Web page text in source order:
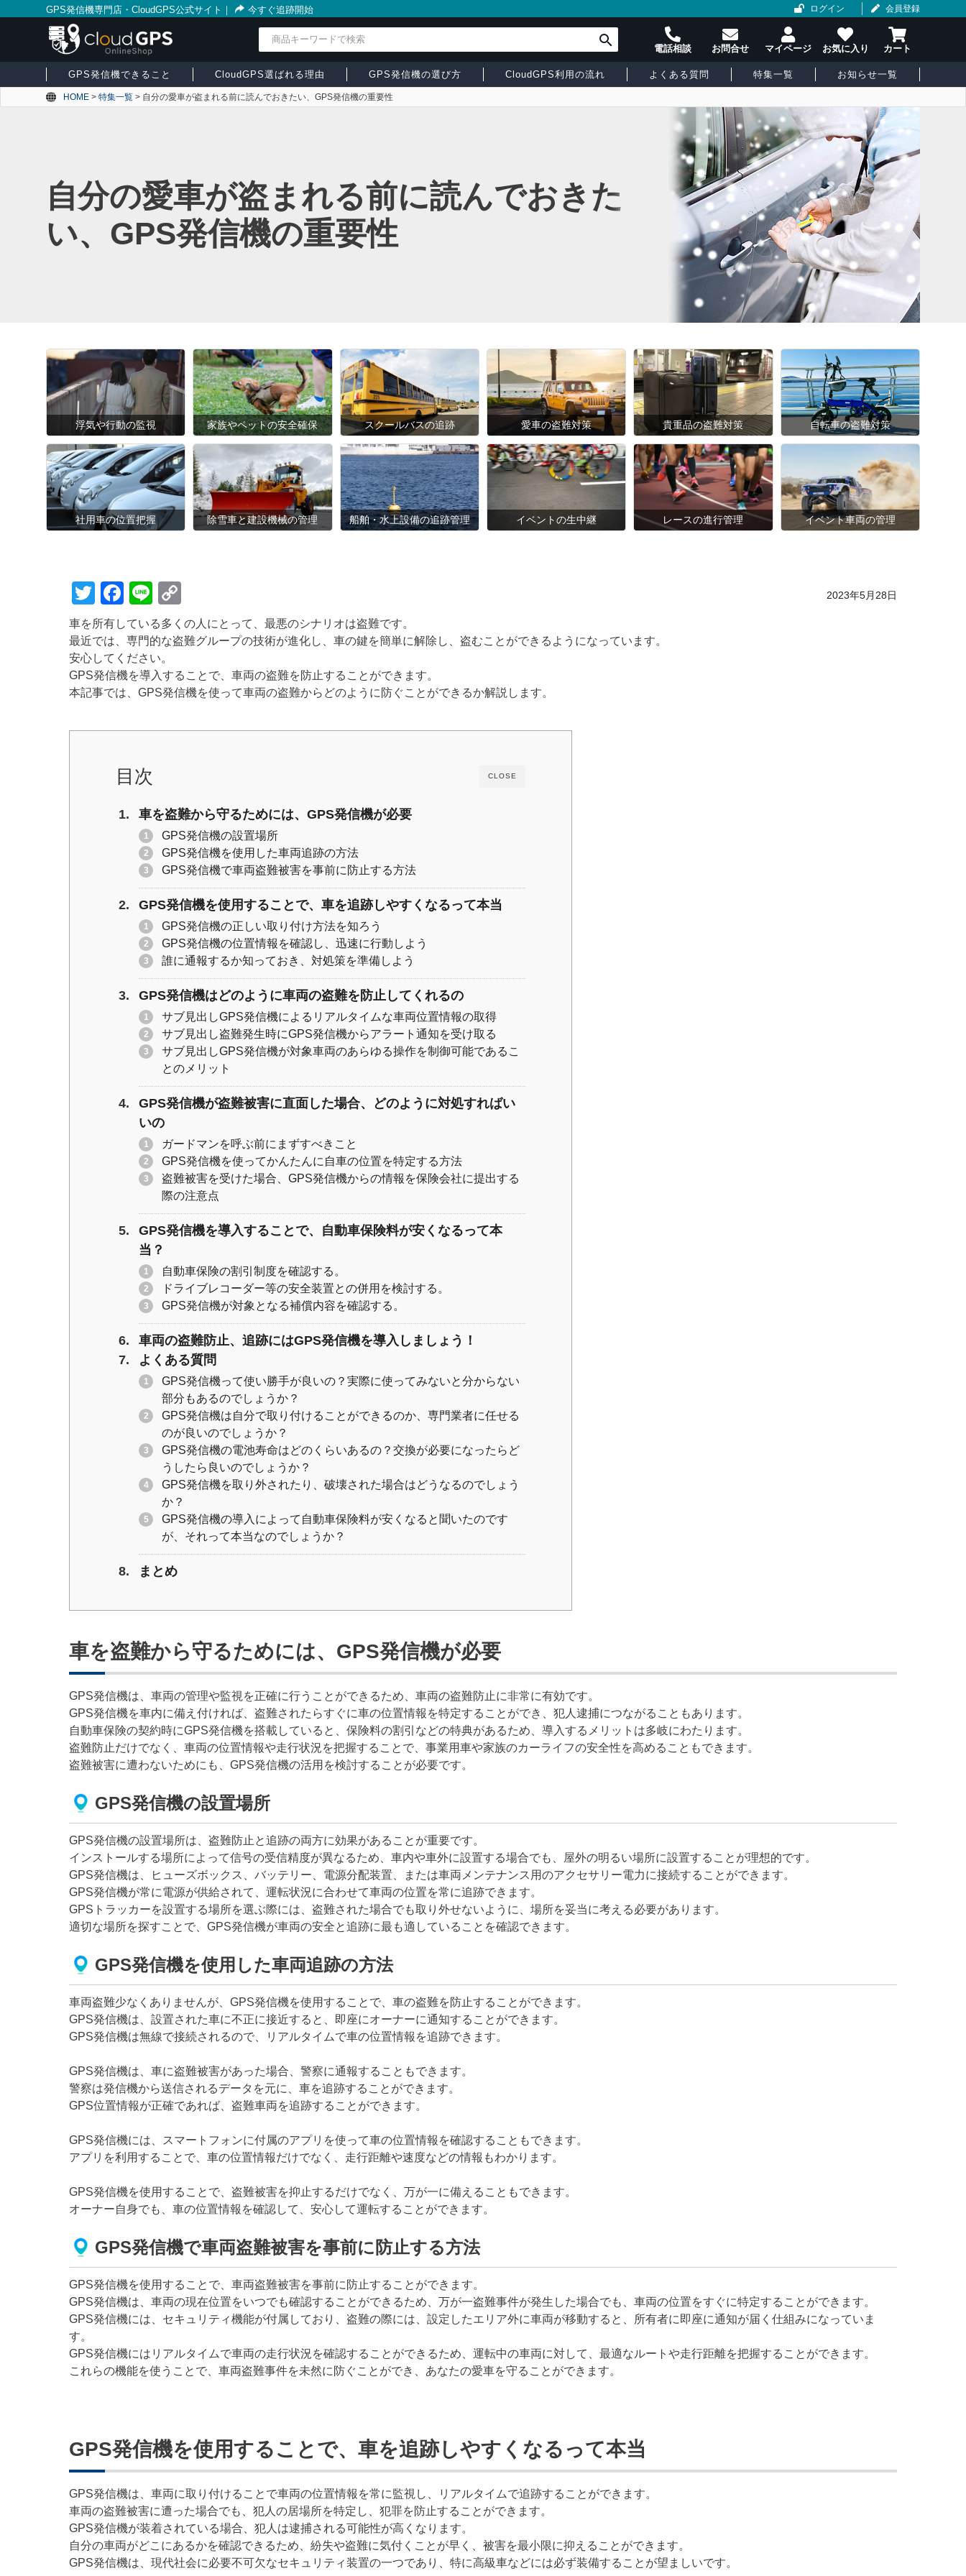
GPS発信機専門店・CloudGPS公式サイト ｜ 今すぐ追跡開始 ログイン 会員登録
GPS発信機できること CloudGPS選ばれる理由 GPS発信機の選び方 CloudGPS利用の流れ よくある質問 特集一覧 お知らせ一覧
HOME > 特集一覧 > 自分の愛車が盗まれる前に読んでおきたい、GPS発信機の重要性
自分の愛車が盗まれる前に読んでおきた
い、GPS発信機の重要性
浮気や行動の監視 家族やペットの安全確保 スクールバスの追跡 愛車の盗難対策 貴重品の盗難対策 自転車の盗難対策
社用車の位置把握 除雪車と建設機械の管理 船舶・水上設備の追跡管理 イベントの生中継 レースの進行管理 イベント車両の管理
2023年5月28日
T
wi
tt
er
F
a
c
e
b
o
Li
n
e
o
p
Li
k
車を所有している多くの人にとって、最悪のシナリオは盗難です。
最近では、専門的な盗難グループの技術が進化し、車の鍵を簡単に解除し、盗むことができるようになっています。
安心してください。
GPS発信機を導入することで、車両の盗難を防止することができます。
本記事では、GPS発信機を使って車両の盗難からどのように防ぐことができるか解説します。
CLOSE
目次
車を盗難から守るためには、GPS発信機が必要
GPS発信機の設置場所
GPS発信機を使用した車両追跡の方法
GPS発信機で車両盗難被害を事前に防止する方法
GPS発信機を使用することで、車を追跡しやすくなるって本当
GPS発信機の正しい取り付け方法を知ろう
GPS発信機の位置情報を確認し、迅速に行動しよう
誰に通報するか知っておき、対処策を準備しよう
GPS発信機はどのように車両の盗難を防止してくれるの
サブ見出しGPS発信機によるリアルタイムな車両位置情報の取得
サブ見出し盗難発生時にGPS発信機からアラート通知を受け取る
サブ見出しGPS発信機が対象車両のあらゆる操作を制御可能であるこ
とのメリット
GPS発信機が盗難被害に直面した場合、どのように対処すればい
いの
ガードマンを呼ぶ前にまずすべきこと
GPS発信機を使ってかんたんに自車の位置を特定する方法
盗難被害を受けた場合、GPS発信機からの情報を保険会社に提出する
際の注意点
GPS発信機を導入することで、自動車保険料が安くなるって本
当？
自動車保険の割引制度を確認する。
ドライブレコーダー等の安全装置との併用を検討する。
GPS発信機が対象となる補償内容を確認する。
車両の盗難防止、追跡にはGPS発信機を導入しましょう！
よくある質問
GPS発信機って使い勝手が良いの？実際に使ってみないと分からない
部分もあるのでしょうか？
GPS発信機は自分で取り付けることができるのか、専門業者に任せる
のが良いのでしょうか？
GPS発信機の電池寿命はどのくらいあるの？交換が必要になったらど
うしたら良いのでしょうか？
GPS発信機を取り外されたり、破壊された場合はどうなるのでしょう
か？
GPS発信機の導入によって自動車保険料が安くなると聞いたのです
が、それって本当なのでしょうか？
まとめ
車を盗難から守るためには、GPS発信機が必要
GPS発信機は、車両の管理や監視を正確に行うことができるため、車両の盗難防止に非常に有効です。
GPS発信機を車内に備え付ければ、盗難されたらすぐに車の位置情報を特定することができ、犯人逮捕につながることもあります。
自動車保険の契約時にGPS発信機を搭載していると、保険料の割引などの特典があるため、導入するメリットは多岐にわたります。
盗難防止だけでなく、車両の位置情報や走行状況を把握することで、事業用車や家族のカーライフの安全性を高めることもできます。
盗難被害に遭わないためにも、GPS発信機の活用を検討することが必要です。
GPS発信機の設置場所
GPS発信機の設置場所は、盗難防止と追跡の両方に効果があることが重要です。
インストールする場所によって信号の受信精度が異なるため、車内や車外に設置する場合でも、屋外の明るい場所に設置することが理想的です。
GPS発信機は、ヒューズボックス、バッテリー、電源分配装置、または車両メンテナンス用のアクセサリー電力に接続することができます。
GPS発信機が常に電源が供給されて、運転状況に合わせて車両の位置を常に追跡できます。
GPSトラッカーを設置する場所を選ぶ際には、盗難された場合でも取り外せないように、場所を妥当に考える必要があります。
適切な場所を探すことで、GPS発信機が車両の安全と追跡に最も適していることを確認できます。
GPS発信機を使用した車両追跡の方法
車両盗難少なくありませんが、GPS発信機を使用することで、車の盗難を防止することができます。
GPS発信機は、設置された車に不正に接近すると、即座にオーナーに通知することができます。
GPS発信機は無線で接続されるので、リアルタイムで車の位置情報を追跡できます。
GPS発信機は、車に盗難被害があった場合、警察に通報することもできます。
警察は発信機から送信されるデータを元に、車を追跡することができます。
GPS位置情報が正確であれば、盗難車両を追跡することができます。
GPS発信機には、スマートフォンに付属のアプリを使って車の位置情報を確認することもできます。
アプリを利用することで、車の位置情報だけでなく、走行距離や速度などの情報もわかります。
GPS発信機を使用することで、盗難被害を抑止するだけでなく、万が一に備えることもできます。
オーナー自身でも、車の位置情報を確認して、安心して運転することができます。
GPS発信機で車両盗難被害を事前に防止する方法
GPS発信機を使用することで、車両盗難被害を事前に防止することができます。
GPS発信機は、車両の現在位置をいつでも確認することができるため、万が一盗難事件が発生した場合でも、車両の位置をすぐに特定することができます。
GPS発信機には、セキュリティ機能が付属しており、盗難の際には、設定したエリア外に車両が移動すると、所有者に即座に通知が届く仕組みになっていま
す。
GPS発信機にはリアルタイムで車両の走行状況を確認することができるため、運転中の車両に対して、最適なルートや走行距離を把握することができます。
これらの機能を使うことで、車両盗難事件を未然に防ぐことができ、あなたの愛車を守ることができます。
GPS発信機を使用することで、車を追跡しやすくなるって本当
GPS発信機は、車両に取り付けることで車両の位置情報を常に監視し、リアルタイムで追跡することができます。
車両の盗難被害に遭った場合でも、犯人の居場所を特定し、犯罪を防止することができます。
GPS発信機が装着されている場合、犯人は逮捕される可能性が高くなります。
自分の車両がどこにあるかを確認できるため、紛失や盗難に気付くことが早く、被害を最小限に抑えることができます。
GPS発信機は、現代社会に必要不可欠なセキュリティ装置の一つであり、特に高級車などには必ず装備することが望ましいです。